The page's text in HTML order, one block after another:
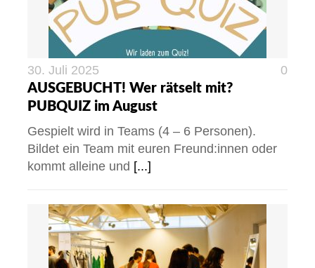
30. Juli 2025
0
AUSGEBUCHT! Wer rätselt mit?
PUBQUIZ im August
Gespielt wird in Teams (4 – 6 Personen).
Bildet ein Team mit euren Freund:innen oder
kommt alleine und [...]